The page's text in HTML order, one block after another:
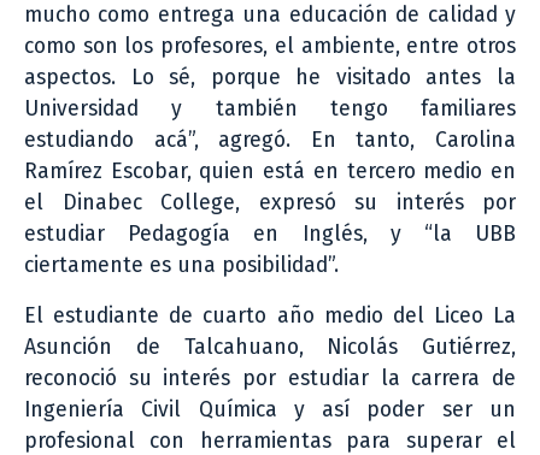
mucho como entrega una educación de calidad y
como son los profesores, el ambiente, entre otros
aspectos. Lo sé, porque he visitado antes la
Universidad y también tengo familiares
estudiando acá”, agregó. En tanto, Carolina
Ramírez Escobar, quien está en tercero medio en
el Dinabec College, expresó su interés por
estudiar Pedagogía en Inglés, y “la UBB
ciertamente es una posibilidad”.
El estudiante de cuarto año medio del Liceo La
Asunción de Talcahuano, Nicolás Gutiérrez,
reconoció su interés por estudiar la carrera de
Ingeniería Civil Química y así poder ser un
profesional con herramientas para superar el